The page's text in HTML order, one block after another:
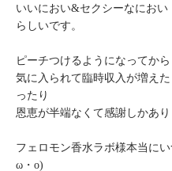
いいにおい&セクシーなにおい
らしいです。
ピーチつけるようになってか
気に入られて臨時収入が増え
ったり
恩恵が半端なくて感謝しかあり
フェロモン香水ラボ様本当に
ω・o)